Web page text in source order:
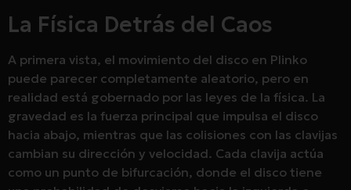
La Física Detrás del Caos
A primera vista, el movimiento del disco en Plinko
puede parecer completamente aleatorio, pero en
realidad está gobernado por las leyes de la física. La
gravedad es la fuerza principal que impulsa el disco
hacia abajo, mientras que las colisiones con las clavijas
cambian su dirección y velocidad. Cada clavija actúa
como un punto de bifurcación, donde el disco tiene